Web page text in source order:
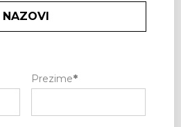
NAZOVI
Prezime*